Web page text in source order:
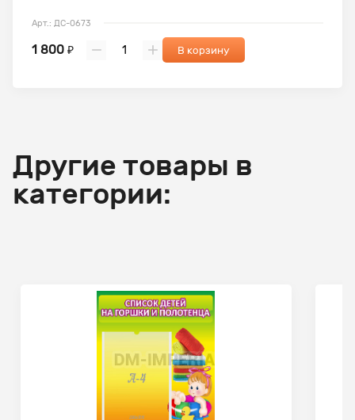
Арт.: ДС-0673
1 800 ₽ В корзину
Другие товары в
категории: